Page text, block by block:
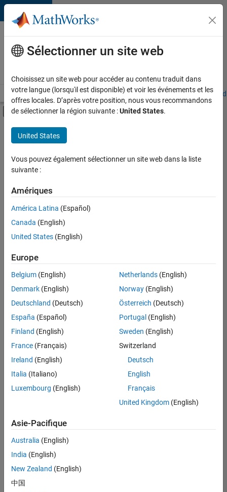
Passer au contenu
Votre
carrière
chez
Accueil Explorer nos opportunités Adresses de nos bureaux
Activer/désactiver l'affichage du menu
Contenu principal
FILTRER PAR
Services marketing
Équipe Business Model
Finances et opérations
Actuellement,
aucune
offre
d'emploi
correspondant
à vos
critères
de
recherche.
Vous
pouvez
élargir
votre
recherche
ou
afficher
l’ensemble
d'emploi.
malgré
tout
vous
trouvez
Sélectionner un site web
Choisissez un site web pour accéder au contenu traduit dans
votre langue (lorsqu'il est disponible) et voir les événements et les
offres locales. D’après votre position, nous vous recommandons
de sélectionner la région suivante :United States.
United States
Vous pouvez également sélectionner un site web dans la liste
suivante :
Amériques
América Latina (Español)
Canada (English)
United States (English)
Europe
Belgium (English)
Denmark (English)
Deutschland (Deutsch)
España (Español)
Finland (English)
France (Français)
Ireland (English)
Italia (Italiano)
Luxembourg (English)
Netherlands(English)
Norway(English)
Österreich (Deutsch)
Portugal (English)
Sweden (English)
Switzerland
Deutsch
English
Français
United Kingdom(English)
Asie-Pacifique
Australia (English)
India (English)
New Zealand (English)
中国